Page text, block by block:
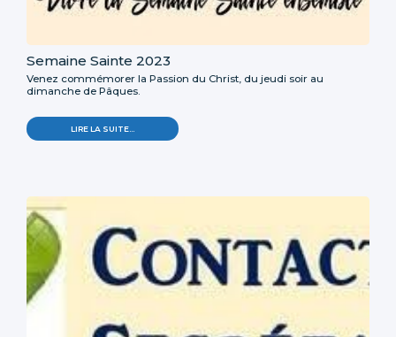
Semaine Sainte 2023
Venez commémorer la Passion du Christ, du jeudi soir au
dimanche de Pâques.
LIRE LA SUITE…